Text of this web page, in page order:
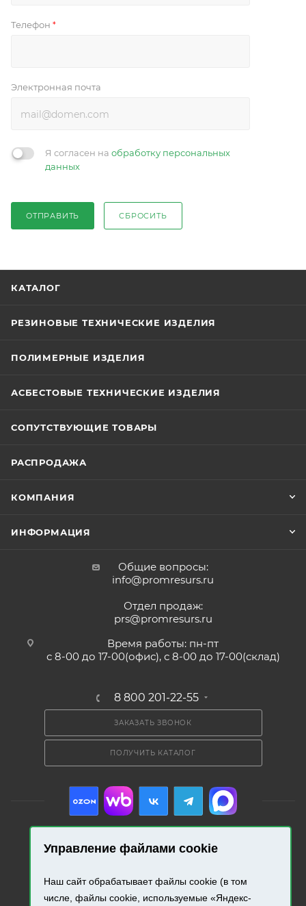
Управление файлами cookie
Наш сайт обрабатывает файлы cookie (в том
числе, файлы cookie, используемые «Яндекс-
Телефон *
Электронная почта
Я согласен на обработку персональных
данных
ОТПРАВИТЬ СБРОСИТЬ
КАТАЛОГ
РЕЗИНОВЫЕ ТЕХНИЧЕСКИЕ ИЗДЕЛИЯ
ПОЛИМЕРНЫЕ ИЗДЕЛИЯ
АСБЕСТОВЫЕ ТЕХНИЧЕСКИЕ ИЗДЕЛИЯ
СОПУТСТВУЮЩИЕ ТОВАРЫ
РАСПРОДАЖА
КОМПАНИЯ
ИНФОРМАЦИЯ
Общие вопросы:
info@promresurs.ru
Отдел продаж:
prs@promresurs.ru
Время работы: пн-пт
с 8-00 до 17-00(офис), с 8-00 до 17-00(склад)
8 800 201-22-55
ЗАКАЗАТЬ ЗВОНОК
ПОЛУЧИТЬ КАТАЛОГ
Разработка и продвижение сайта.